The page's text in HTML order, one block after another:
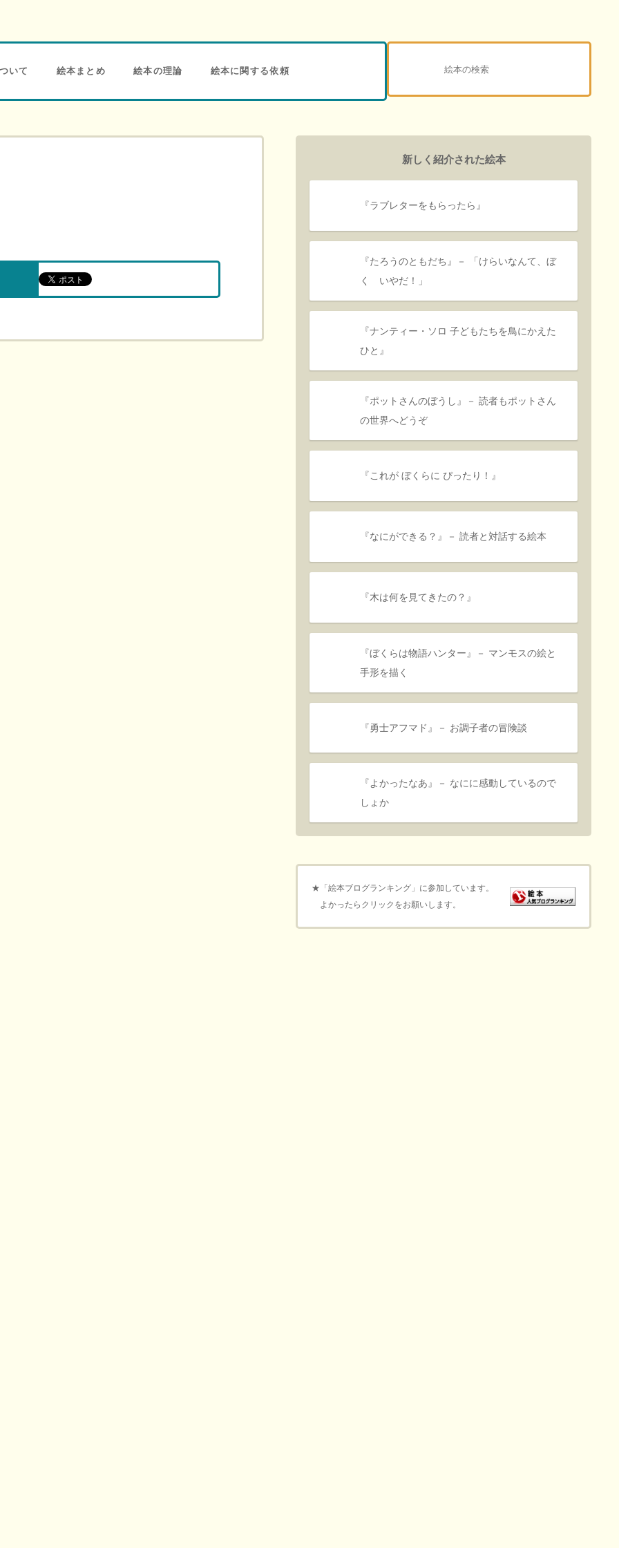
いて 絵本まとめ 絵本の理論 絵本に関する依頼
新しく紹介された絵本
『ラブレターをもらったら』
『たろうのともだち』－ 「けらいなんて、ぼ
く いやだ！」
『ナンティー・ソロ 子どもたちを鳥にかえた
ひと』
『ポットさんのぼうし』－ 読者もポットさん
の世界へどうぞ
『これが ぼくらに ぴったり！』
『なにができる？』－ 読者と対話する絵本
『木は何を見てきたの？』
『ぼくらは物語ハンター』－ マンモスの絵と
手形を描く
『勇士アフマド』－ お調子者の冒険談
『よかったなあ』－ なにに感動しているので
しょか
★「絵本ブログランキング」に参加しています。
よかったらクリックをお願いします。